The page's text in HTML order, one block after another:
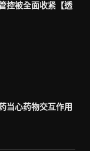
控被全面收紧【透
当心药物交互作用